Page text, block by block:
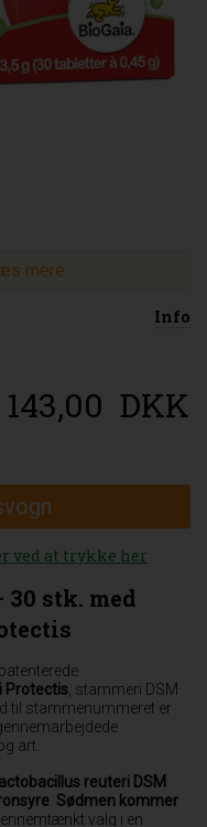
mere
Info
143,00 DKK
ved at trykke her
stk. med
Protectis , stammen DSM
til stammenummeret er
art.
reuteri DSM
Sødmen kommer
valg i en